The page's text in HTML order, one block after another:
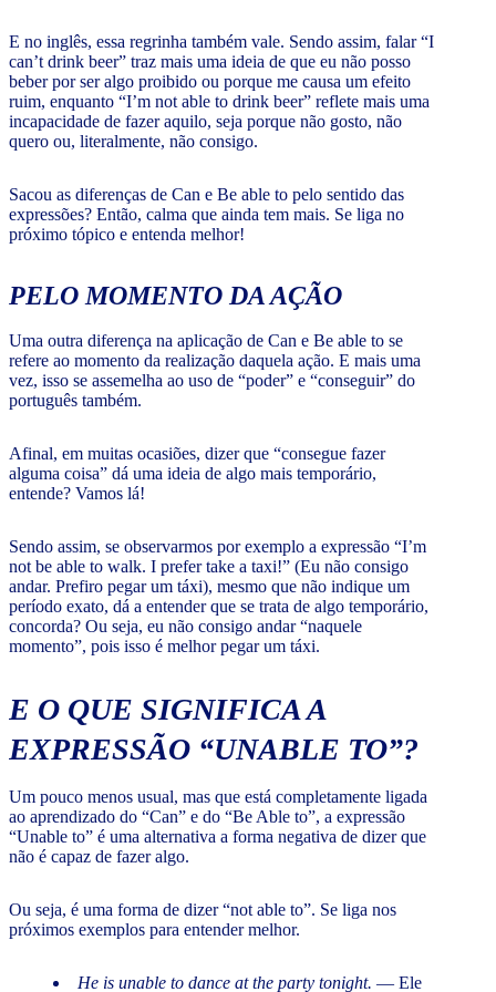
E no inglês, essa regrinha também vale. Sendo assim, falar “I
can’t drink beer” traz mais uma ideia de que eu não posso
beber por ser algo proibido ou porque me causa um efeito
ruim, enquanto “I’m not able to drink beer” reflete mais uma
incapacidade de fazer aquilo, seja porque não gosto, não
quero ou, literalmente, não consigo.
Sacou as diferenças de Can e Be able to pelo sentido das
expressões? Então, calma que ainda tem mais. Se liga no
próximo tópico e entenda melhor!
PELO MOMENTO DA AÇÃO
Uma outra diferença na aplicação de Can e Be able to se
refere ao momento da realização daquela ação. E mais uma
vez, isso se assemelha ao uso de “poder” e “conseguir” do
português também.
Afinal, em muitas ocasiões, dizer que “consegue fazer
alguma coisa” dá uma ideia de algo mais temporário,
entende? Vamos lá!
Sendo assim, se observarmos por exemplo a expressão “I’m
not be able to walk. I prefer take a taxi!” (Eu não consigo
andar. Prefiro pegar um táxi), mesmo que não indique um
período exato, dá a entender que se trata de algo temporário,
concorda? Ou seja, eu não consigo andar “naquele
momento”, pois isso é melhor pegar um táxi.
E O QUE SIGNIFICA A
EXPRESSÃO “UNABLE TO”?
Um pouco menos usual, mas que está completamente ligada
ao aprendizado do “Can” e do “Be Able to”, a expressão
“Unable to” é uma alternativa a forma negativa de dizer que
não é capaz de fazer algo.
Ou seja, é uma forma de dizer “not able to”. Se liga nos
próximos exemplos para entender melhor.
He is unable to dance at the party tonight. — Ele